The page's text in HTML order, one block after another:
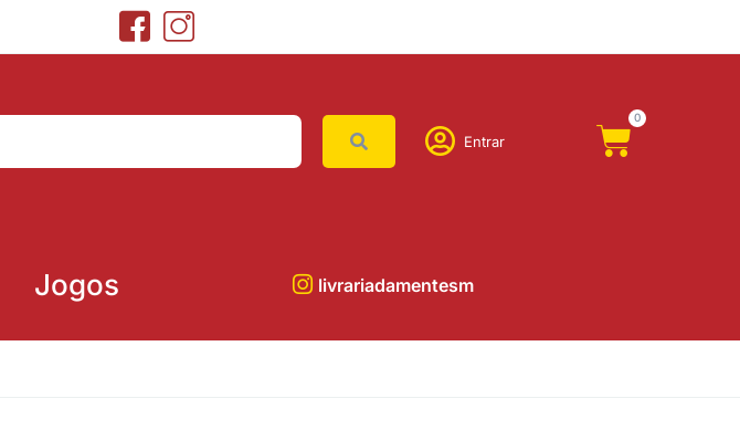
Entrar
0
Jogos livrariadamentesm